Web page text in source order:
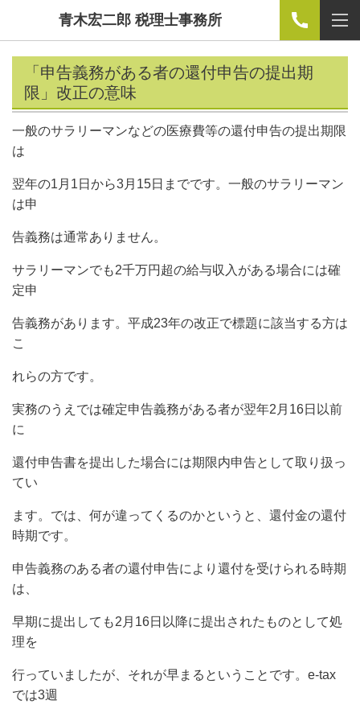
青木宏二郎 税理士事務所
「申告義務がある者の還付申告の提出期
限」改正の意味
一般のサラリーマンなどの医療費等の還付申告の提出期限
は
翌年の1月1日から3月15日までです。一般のサラリーマン
は申
告義務は通常ありません。
サラリーマンでも2千万円超の給与収入がある場合には確
定申
告義務があります。平成23年の改正で標題に該当する方は
こ
れらの方です。
実務のうえでは確定申告義務がある者が翌年2月16日以前
に
還付申告書を提出した場合には期限内申告として取り扱っ
てい
ます。では、何が違ってくるのかというと、還付金の還付
時期です。
申告義務のある者の還付申告により還付を受けられる時期
は、
早期に提出しても2月16日以降に提出されたものとして処
理を
行っていましたが、それが早まるということです。e-tax
では3週